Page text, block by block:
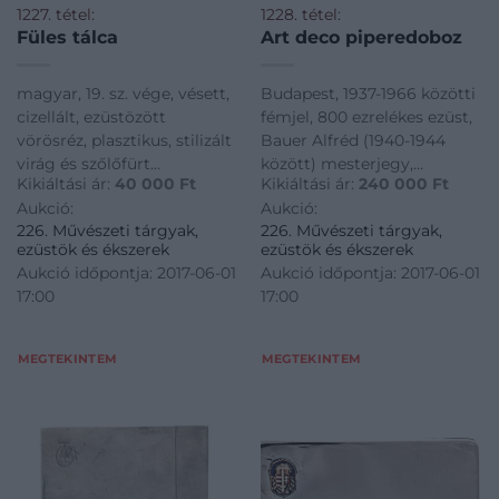
1227. tétel:
Füles tálca
magyar, 19. sz. vége, vésett,
cizellált, ezüstözött
vörösréz, plasztikus, stilizált
virág és szőlőfürt
motívumos peremdísszel és
fülekkel, ezüstözés kopott,
92*56,5 cm
Kikiáltási ár: 40 000 Ft
Aukció:
226. Művészeti tárgyak,
ezüstök és ékszerek
Aukció időpontja: 2017-06-01
17:00
MEGTEKINTEM
1228. tétel:
Art deco piperedoboz
Budapest, 1937-1966 közötti
fémjel, 800 ezrelékes ezüst,
Bauer Alfréd (1940-1944
között) mesterjegy,
lekerekített, lapos téglatest,
belül hármas, osztással,
zsanéros nyitódással, 1312 g;
27*17*3 cm
Kikiáltási ár: 240 000 Ft
Aukció:
226. Művészeti tárgyak,
ezüstök és ékszerek
Aukció időpontja: 2017-06-01
17:00
MEGTEKINTEM